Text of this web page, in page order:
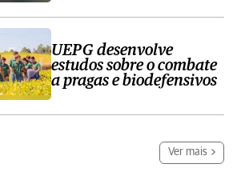
UEPG desenvolve
estudos sobre o combate
a pragas e biodefensivos
Ver mais